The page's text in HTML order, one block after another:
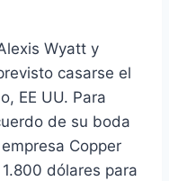
Wyatt y
casarse el
EE UU. Para
de su boda
Copper
dólares para